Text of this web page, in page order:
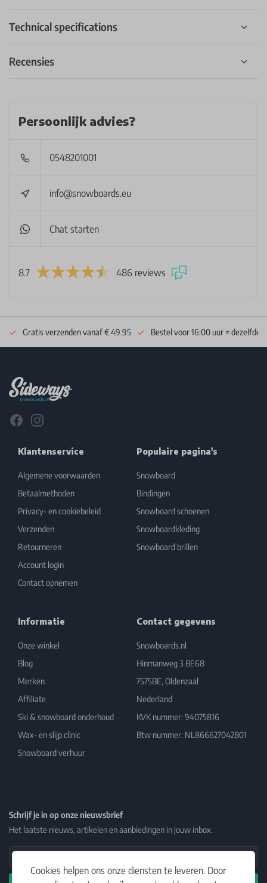
Technical specifications
Recensies
Persoonlijk advies?
0548201001
info@snowboards.eu
Chat starten
8.7 486 reviews
Cookies helpen ons onze diensten te leveren. Door
Gratis verzenden vanaf € 49.95 Bestel voor 16:00 uur = dezelfde
FacebookInstagram
Klantenservice
Algemene voorwaarden
Betaalmethoden
Privacy- en cookiebeleid
Verzenden
Retourneren
Account login
Contact opnemen
Populaire pagina's
Snowboard
Bindingen
Snowboard schoenen
Snowboardkleding
Snowboard brillen
Informatie
Onze winkel
Blog
Merken
Affiliate
Ski & snowboard onderhoud
Wax- en slijp clinic
Snowboard verhuur
Contact gegevens
Snowboards.nl
Hinmanweg 3 BE68
7575BE, Oldenzaal
Nederland
KVK nummer: 94075816
Btw nummer: NL866627042B01
Schrijf je in op onze nieuwsbrief
Het laatste nieuws, artikelen en aanbiedingen in jouw inbox.
Email Address